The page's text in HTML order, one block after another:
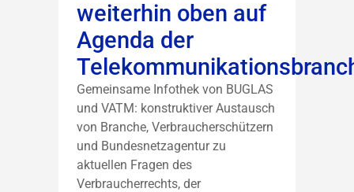
weiterhin oben auf
Agenda der
Gemeinsame Infothek von BUGLAS
und VATM: konstruktiver Austausch
von Branche, Verbraucherschützern
und Bundesnetzagentur zu
aktuellen Fragen des
Verbraucherrechts, der